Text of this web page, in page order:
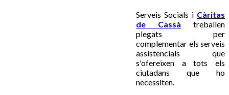
Serveis Socials i Càritas
de Cassà treballen
plegats per
complementar els serveis
assistencials que
s'ofereixen a tots els
ciutadans que ho
necessiten.